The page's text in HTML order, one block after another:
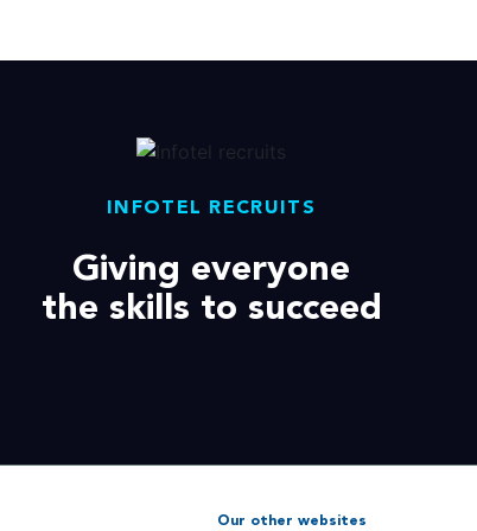
INFOTEL RECRUITS
Giving everyone
the skills to succeed
Our other websites